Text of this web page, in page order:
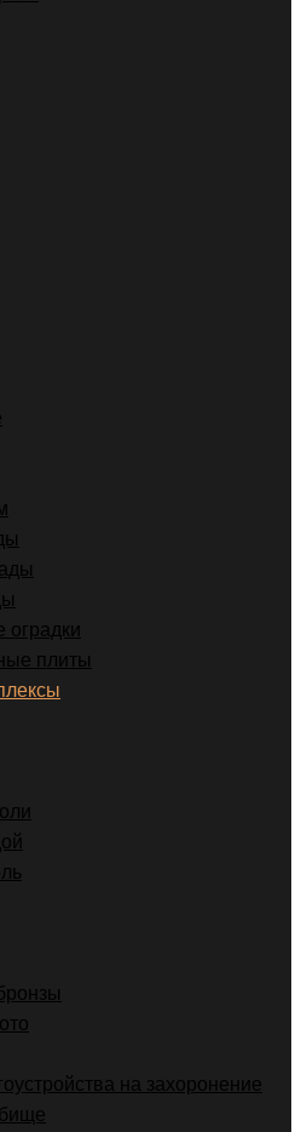
оградки
плиты
на захоронение